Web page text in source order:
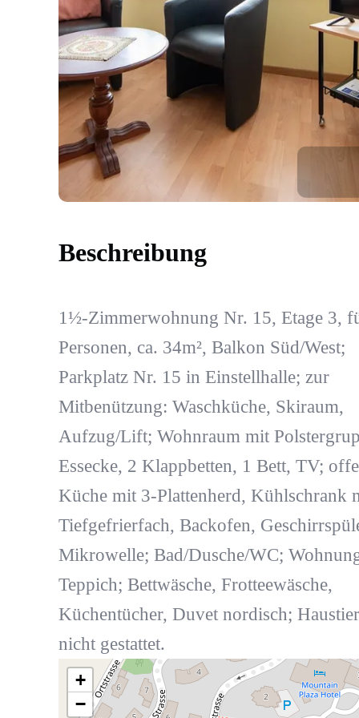
Beschreibung
1½-Zimmerwohnung Nr. 15, Etage 3,
Personen, ca. 34m², Balkon Süd/West;
Parkplatz Nr. 15 in Einstellhalle; zur
Mitbenützung: Waschküche, Skiraum,
Aufzug/Lift; Wohnraum mit
Essecke, 2 Klappbetten, 1 Bett, TV;
Küche mit 3-Plattenherd, Kühlschrank
Tiefgefrierfach, Backofen,
Mikrowelle; Bad/Dusche/WC;
Teppich; Bettwäsche, Frotteewäsche,
Küchentücher, Duvet nordisch;
nicht gestattet.
+
−